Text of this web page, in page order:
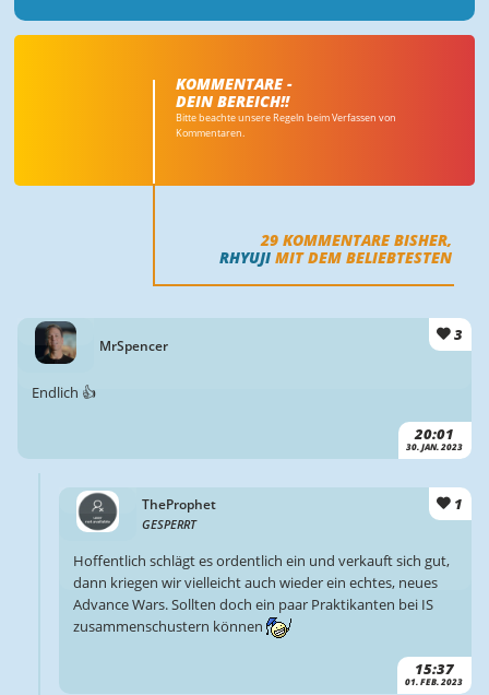
KOMMENTARE -
DEIN BEREICH!!
Bitte beachte unsere Regeln beim Verfassen von
Kommentaren.
29 KOMMENTARE BISHER,
RHYUJI MIT DEM BELIEBTESTEN
MrSpencer
3
20:01
30. JAN. 2023
Endlich 👍
TheProphet
GESPERRT
1
15:37
01. FEB. 2023
Hoffentlich schlägt es ordentlich ein und verkauft sich gut,
dann kriegen wir vielleicht auch wieder ein echtes, neues
Advance Wars. Sollten doch ein paar Praktikanten bei IS
zusammenschustern können